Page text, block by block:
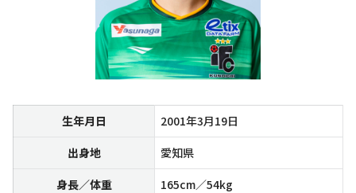
生年月日
2001年3月19日
出身地
愛知県
身長／体重
165cm／54kg